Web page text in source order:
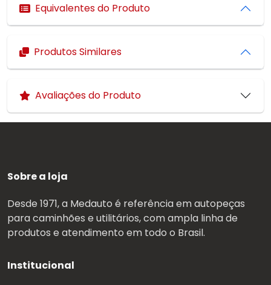
Equivalentes do Produto
Produtos Similares
Avaliações do Produto
Sobre a loja
Desde 1971, a Medauto é referência em autopeças
para caminhões e utilitários, com ampla linha de
produtos e atendimento em todo o Brasil.
Institucional